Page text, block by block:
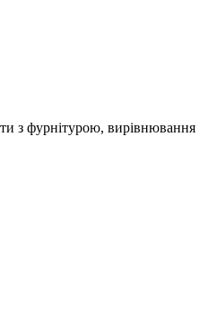
з фурнітурою, вирівнювання